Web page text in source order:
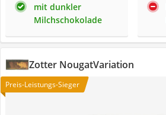
mit dunkler
Milchschokolade
Zotter NougatVariation
Preis-Leistungs-Sieger